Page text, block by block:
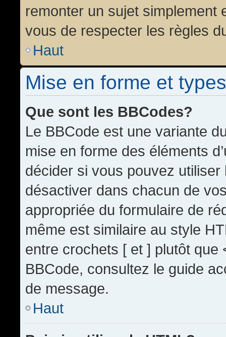
remonter un sujet simplement
vous de respecter les règles
Haut
Mise en forme et
Que sont les BBCodes?
Le BBCode est une variante
mise en forme des éléments
décider si vous pouvez
désactiver dans chacun de
appropriée du formulaire de
même est similaire au style
entre crochets [ et ] plutôt que
BBCode, consultez le guide
de message.
Haut